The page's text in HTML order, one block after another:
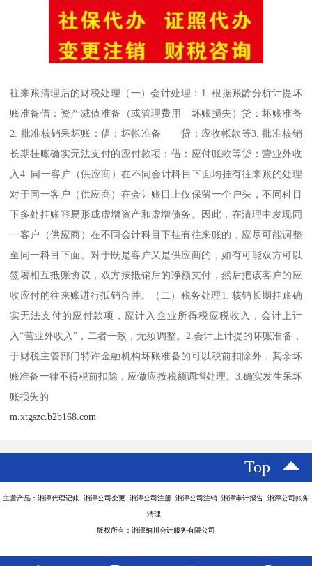
往来账清理后的财税处理（一）会计处理：1. 根据账龄分析计提坏
账准备借：资产减值准备（或管理费用—坏账损失）贷：坏账准备
2. 批准核销呆坏账：借：坏帐准备 贷：应收帐款等3. 批准核销
长期挂账确实无法支付的应付款项：借：应付账款等贷：营业外收
入4. 同一客户（供应商）在不同会计科目下面均挂有往来账的处理
对于同一客户（供应商）在会计账目上仅保留一个户头，不同科目
下多处挂账容易形成虚增资产和虚增债务。因此，在清理中发现同
一客户（供应商）在不同会计科目下挂有往来账的，应尽可能调整
至同一科目下面。对于既是客户又是供应商的，如有可能双方可以
签署相互抵账协议，双方按抵销后的净额支付，然后把该客户的应
收应付的往来账进行抵销合并。（二）税务处理1. 核销长期挂账确
实无法支付的应付款项，应计入企业所得税应税收入，会计上计
入“营业外收入”，二者一致，无须调整。2.会计上计提的坏账准备，
于财税主管部门特许金融机构坏账准备的可以税前扣除外，其余坏
账准备一律不得税前扣除，应做应按税额调增处理。3.确实发生呆坏
账损失的
m.xtgszc.b2b168.com
Top
主营产品：湘潭代理记账 湘潭公司变更 湘潭公司注册 湘潭公司注销 湘潭审计报告 湘潭公司账务
清理
版权所有：湘潭纳川会计服务有限公司